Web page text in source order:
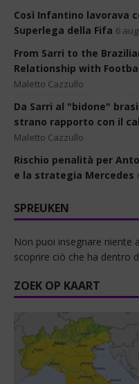
Così Infantino lavorava
Superlega della Fifa 6
From Sarri to the
Relationship with
Maletto Cazzullo
Da Sarri al "bidone"
strano rapporto con il
Maletto Cazzullo
Rischio penalità per
e la strategia Mercedes
SPREUKEN
Non puoi insegnare niente
scoprire ciò che ha dentro
ZOEK OP KAART